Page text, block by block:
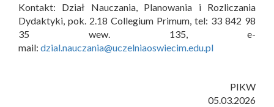
Kontakt: Dział Nauczania, Planowania i Rozliczania
Dydaktyki, pok. 2.18 Collegium Primum, tel: 33 842 98
35 wew. 135, e-
mail: dzial.nauczania@uczelniaoswiecim.edu.pl
PIKW
05.03.2026